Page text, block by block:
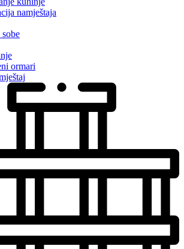
namještaja
sobe
ormari